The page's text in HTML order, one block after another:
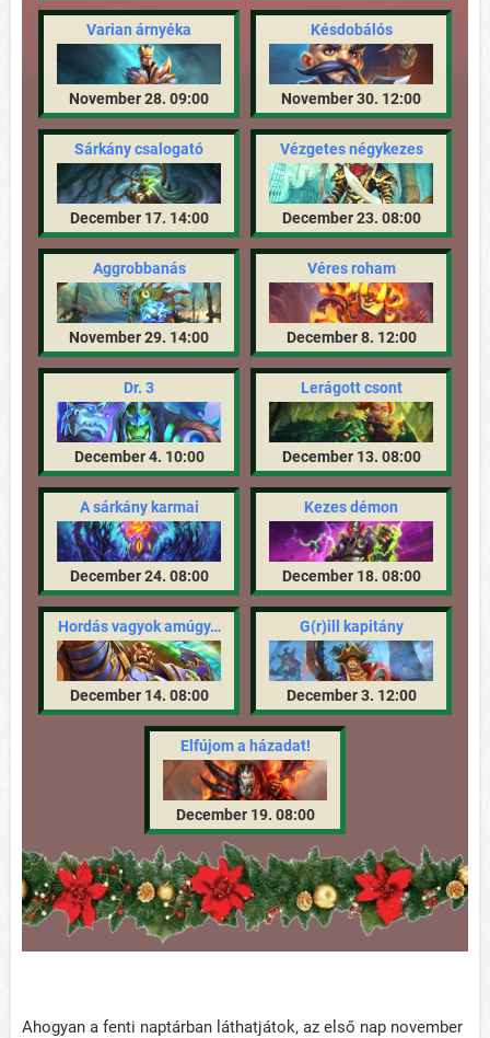
Varian árnyéka
November 28. 09:00
Késdobálós
November 30. 12:00
Sárkány csalogató
December 17. 14:00
Vézgetes négykezes
December 23. 08:00
Aggrobbanás
November 29. 14:00
Véres roham
December 8. 12:00
Dr. 3
December 4. 10:00
Lerágott csont
December 13. 08:00
A sárkány karmai
December 24. 08:00
Kezes démon
December 18. 08:00
Hordás vagyok amúgy…
December 14. 08:00
G(r)ill kapitány
December 3. 12:00
Elfújom a házadat!
December 19. 08:00
Ahogyan a fenti naptárban láthatjátok, az első nap november